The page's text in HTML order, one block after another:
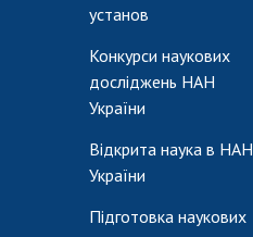
установ
Конкурси наукових
досліджень НАН
України
Відкрита наука в НАН
України
Підготовка наукових